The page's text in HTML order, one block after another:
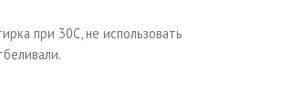
при 30С, не использовать